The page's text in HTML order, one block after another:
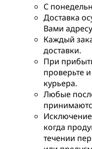
С
Доставка
Вами
Каждый
доставки.
При
проверьте
курьера.
Любые
Исключение
когда
течении